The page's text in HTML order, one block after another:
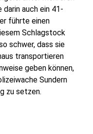
darin auch ein 41-
führte einen
Schlagstock
schwer, dass sie
transportieren
geben können,
Sundern
zu setzen.